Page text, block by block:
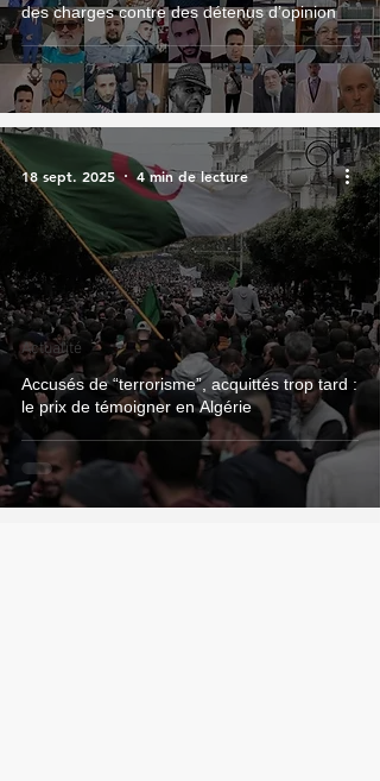
des charges contre des détenus d’opinion
Accusés de “terrorisme”, acquittés trop tard :
le prix de témoigner en Algérie
Actualité
18 sept. 2025 4 min de lecture